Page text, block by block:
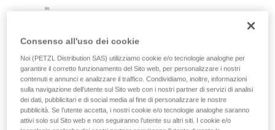
Come si misurano le prestazioni
d’illuminazione con il protocollo
ANSI/PLATO FL1?
Consenso all'uso dei cookie
Noi (PETZL Distribution SAS) utilizziamo cookie e/o tecnologie analoghe per
garantire il corretto funzionamento del Sito web, per personalizzare i nostri
contenuti e annunci e analizzare il traffico. Condividiamo, inoltre, informazioni
sulla navigazione dell’utente sul Sito web con i nostri partner di servizi di analisi
dei dati, pubblicitari e di social media al fine di personalizzare le nostre
pubblicità. Se l’utente accetta, i nostri cookie e/o tecnologie analoghe saranno
attivi solo sul Sito web e non seguiranno l’utente su altri siti. I cookie e/o